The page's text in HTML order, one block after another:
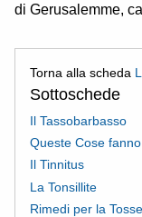
di Gerusalemme,
Torna alla scheda
Sottoschede
Il Tassobarbasso
Queste Cose
Il Tinnitus
La Tonsillite
Rimedi per la